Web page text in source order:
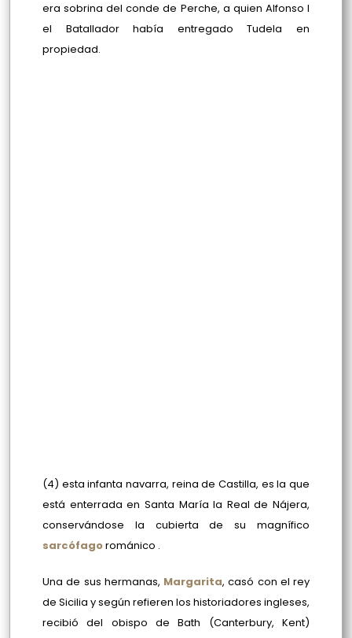
era sobrina del conde de Perche, a quien Alfonso I
el Batallador había entregado Tudela en
propiedad.
(4) esta infanta navarra, reina de Castilla, es la que
está enterrada en Santa María la Real de Nájera,
conservándose la cubierta de su magnífico
sarcófagorománico .
Una de sus hermanas, Margarita, casó con el rey
de Sicilia y según refieren los historiadores ingleses,
recibió del obispo de Bath (Canterbury, Kent)